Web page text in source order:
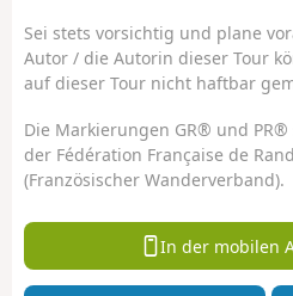
Sei stets vorsichtig und plane
Autor / die Autorin dieser Tour
auf dieser Tour nicht haftbar
Die Markierungen GR® und
der Fédération Française de
(Französischer Wanderverband).
In der mobilen